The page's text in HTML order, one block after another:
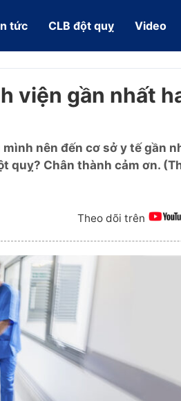
tức CLB đột quỵ Video
viện gần nhất
nên đến cơ sở y tế gần
quỵ? Chân thành cảm ơn.
Theo dõi trên